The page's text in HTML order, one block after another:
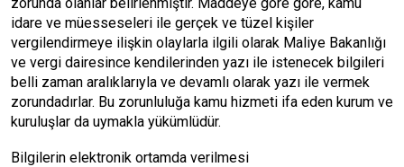
idare ve müesseseleri ile gerçek ve tüzel kişiler
vergilendirmeye ilişkin olaylarla ilgili olarak Maliye Bakanlığı
ve vergi dairesince kendilerinden yazı ile istenecek bilgileri
belli zaman aralıklarıyla ve devamlı olarak yazı ile vermek
zorundadırlar. Bu zorunluluğa kamu hizmeti ifa eden kurum ve
kuruluşlar da uymakla yükümlüdür.
Bilgilerin elektronik ortamda verilmesi